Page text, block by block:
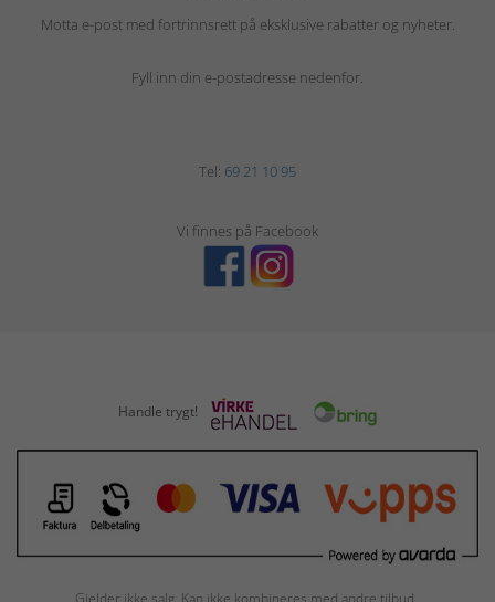
Motta e-post med fortrinnsrett på eksklusive rabatter og nyheter.
Fyll inn din e-postadresse nedenfor.
Tel: 69 21 10 95
Vi finnes på Facebook
Handle trygt!
Gjelder ikke salg. Kan ikke kombineres med andre tilbud.